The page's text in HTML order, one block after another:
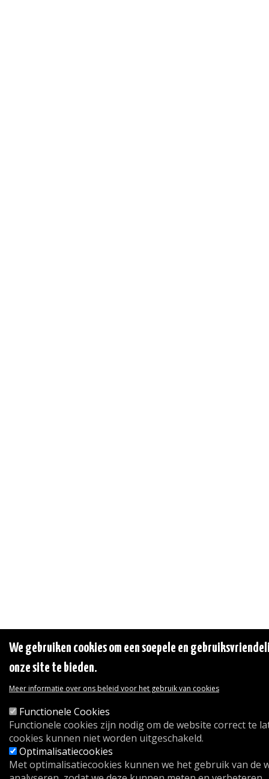
We gebruiken cookies om een soepele en
onze site te bieden.
Meer informatie over ons beleid voor het gebruik van cookies
Functionele Cookies
Functionele cookies zijn nodig om de website correct te
cookies kunnen niet worden uitgeschakeld.
Optimalisatiecookies
Met optimalisatiecookies kunnen we het gebruik van de